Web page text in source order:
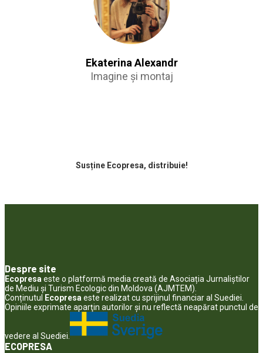
Ekaterina Alexandr
Imagine și montaj
Susține Ecopresa, distribuie!
Despre site
Ecopresaeste o platformă media creată de Asociația Jurnaliștilor
de Mediu și Turism Ecologic din Moldova (AJMTEM).
Conținutul
Ecopresaeste realizat cu sprijinul financiar al Suediei.
Opiniile exprimate aparţin autorilor şi nu reflectă neapărat punctul de
vedere al Suediei.
ECOPRESA